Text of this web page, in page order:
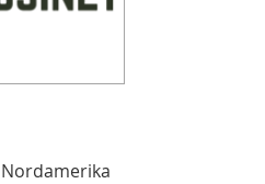
Nordamerika